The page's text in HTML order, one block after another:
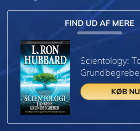
FIND UD AF MERE
Scientology:
KØB